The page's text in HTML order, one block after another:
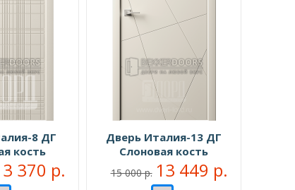
8 ДГ
кость
370 р.
Дверь Италия-13 ДГ
Слоновая кость
15 000 р. 13 449 р.